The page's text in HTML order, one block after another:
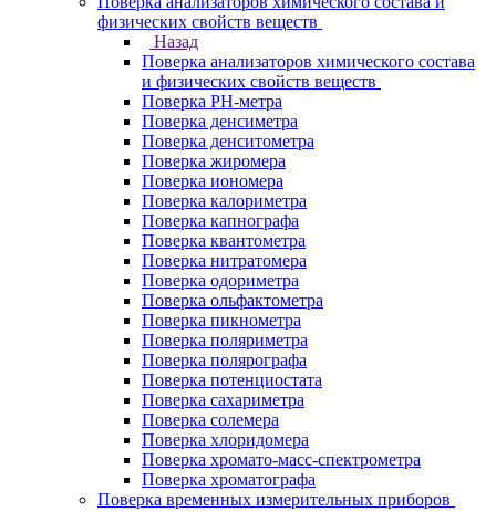
физических свойств веществ
Назад
Поверка анализаторов химического состава
и физических свойств веществ
Поверка PH-метра
Поверка денсиметра
Поверка денситометра
Поверка жиромера
Поверка иономера
Поверка калориметра
Поверка капнографа
Поверка квантометра
Поверка нитратомера
Поверка одориметра
Поверка ольфактометра
Поверка пикнометра
Поверка поляриметра
Поверка полярографа
Поверка потенциостата
Поверка сахариметра
Поверка солемера
Поверка хлоридомера
Поверка хромато-масс-спектрометра
Поверка хроматографа
Поверка временных измерительных приборов